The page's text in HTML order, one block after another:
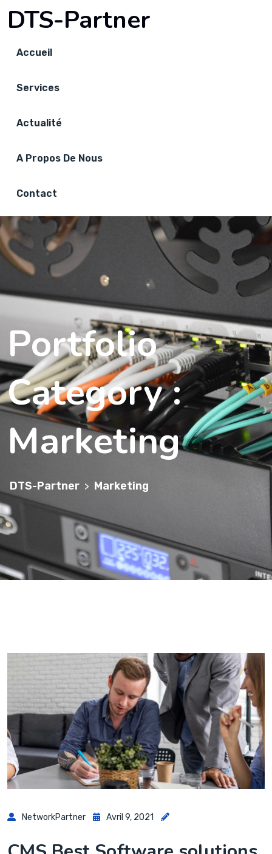
DTS-Partner
Accueil
Services
Actualité
A Propos De Nous
Contact
Portfolio
Category :
Marketing
DTS-Partner > Marketing
NetworkPartner Avril 9, 2021